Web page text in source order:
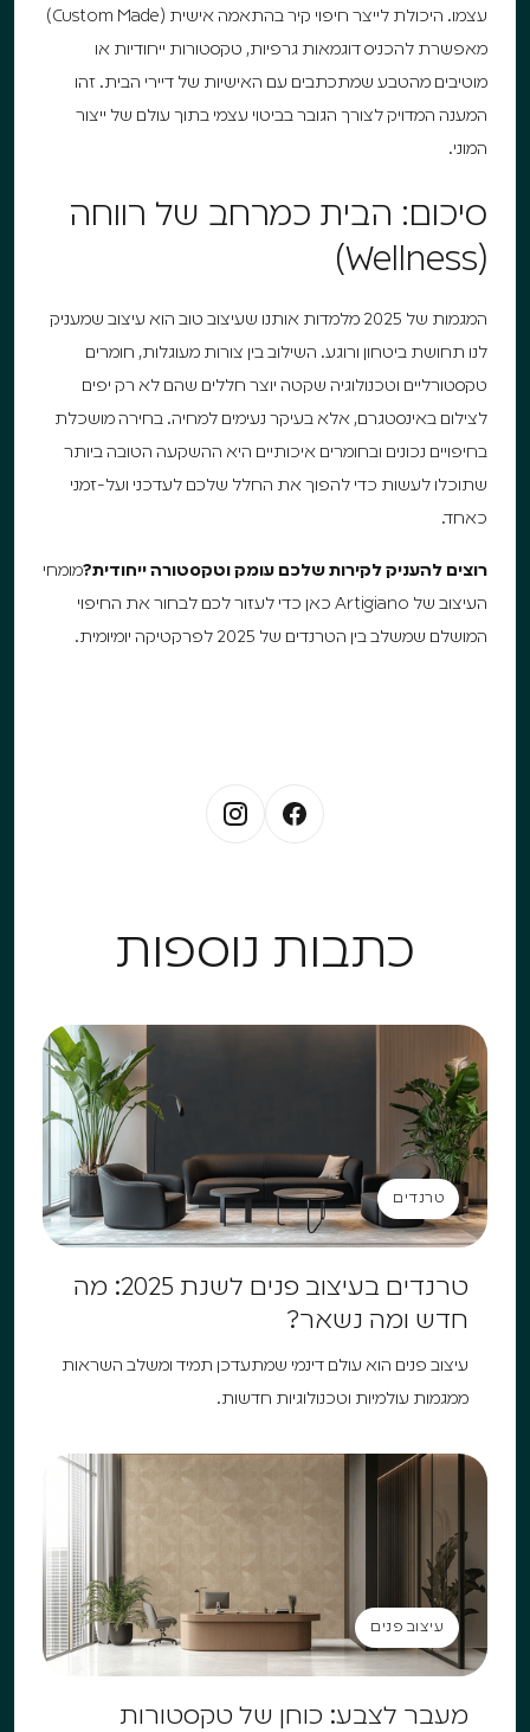
עצמו. היכולת לייצר חיפוי קיר בהתאמה אישית (Custom Made)
מאפשרת להכניס דוגמאות גרפיות, טקסטורות ייחודיות או
מוטיבים מהטבע שמתכתבים עם האישיות של דיירי הבית. זהו
המענה המדויק לצורך הגובר בביטוי עצמי בתוך עולם של ייצור
המוני.
סיכום: הבית כמרחב של רווחה
(Wellness)
המגמות של 2025 מלמדות אותנו שעיצוב טוב הוא עיצוב שמעניק
לנו תחושת ביטחון ורוגע. השילוב בין צורות מעוגלות, חומרים
טקסטורליים וטכנולוגיה שקטה יוצר חללים שהם לא רק יפים
לצילום באינסטגרם, אלא בעיקר נעימים למחיה. בחירה מושכלת
בחיפויים נכונים ובחומרים איכותיים היא ההשקעה הטובה ביותר
שתוכלו לעשות כדי להפוך את החלל שלכם לעדכני ועל-זמני
כאחד.
רוצים להעניק לקירות שלכם עומק וטקסטורה ייחודית?מומחי
העיצוב של Artigiano כאן כדי לעזור לכם לבחור את החיפוי
המושלם שמשלב בין הטרנדים של 2025 לפרקטיקה יומיומית.
כתבות נוספות
טרנדים
טרנדים
טרנדים בעיצוב פנים לשנת 2025: מה
חדש ומה נשאר?
עיצוב פנים הוא עולם דינמי שמתעדכן תמיד ומשלב השראות
ממגמות עולמיות וטכנולוגיות חדשות.
עיצוב פנים
עיצוב פנים
מעבר לצבע: כוחן של טקסטורות